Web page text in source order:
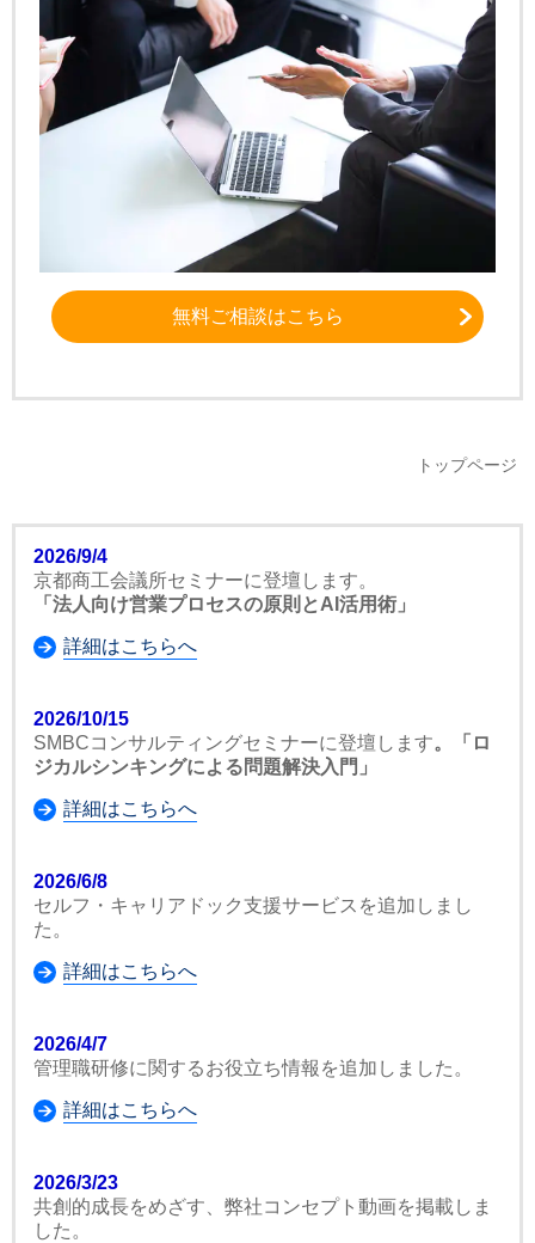
無料ご相談はこちら
トップページ
2026/9/4
京都商工会議所セミナーに登壇します。
「法人向け営業プロセスの原則とAI活用術」
詳細はこちらへ
2026/10/15
SMBCコンサルティングセミナーに登壇します。「ロ
ジカルシンキングによる問題解決入門」
詳細はこちらへ
2026/6/8
セルフ・キャリアドック支援サービスを追加しまし
た。
詳細はこちらへ
2026/4/7
管理職研修に関するお役立ち情報を追加しました。
詳細はこちらへ
2026/3/23
共創的成長をめざす、弊社コンセプト動画を掲載しま
した。